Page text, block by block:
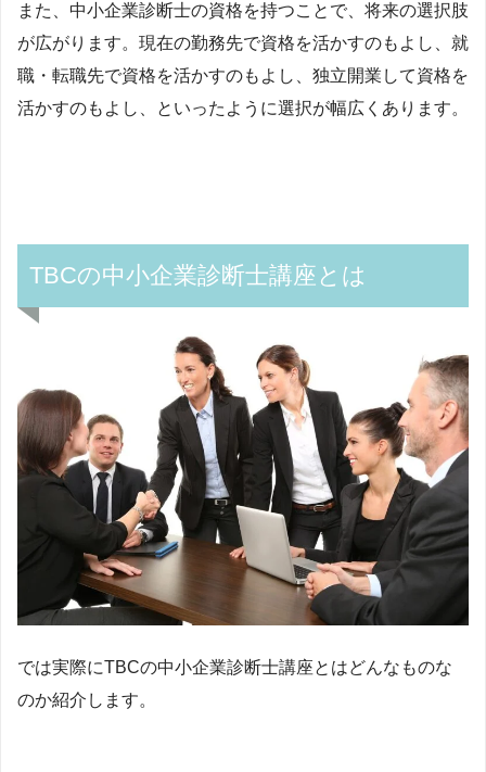
また、中小企業診断士の資格を持つことで、将来の選択肢
が広がります。現在の勤務先で資格を活かすのもよし、就
職・転職先で資格を活かすのもよし、独立開業して資格を
活かすのもよし、といったように選択が幅広くあります。
TBCの中小企業診断士講座とは
では実際にTBCの中小企業診断士講座とはどんなものな
のか紹介します。